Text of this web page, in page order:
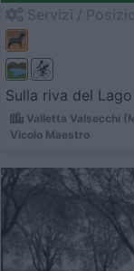
Sulla riva del
Valletta Valsecchi
Vicolo Maestro